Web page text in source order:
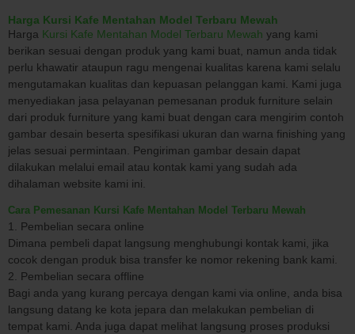
Harga Kursi Kafe Mentahan Model Terbaru Mewah
Harga Kursi Kafe Mentahan Model Terbaru Mewah yang kami
berikan sesuai dengan produk yang kami buat, namun anda tidak
perlu khawatir ataupun ragu mengenai kualitas karena kami selalu
mengutamakan kualitas dan kepuasan pelanggan kami. Kami juga
menyediakan jasa pelayanan pemesanan produk furniture selain
dari produk furniture yang kami buat dengan cara mengirim contoh
gambar desain beserta spesifikasi ukuran dan warna finishing yang
jelas sesuai permintaan. Pengiriman gambar desain dapat
dilakukan melalui email atau kontak kami yang sudah ada
dihalaman website kami ini.
Cara Pemesanan Kursi Kafe Mentahan Model Terbaru Mewah
1. Pembelian secara online
Dimana pembeli dapat langsung menghubungi kontak kami, jika
cocok dengan produk bisa transfer ke nomor rekening bank kami.
2. Pembelian secara offline
Bagi anda yang kurang percaya dengan kami via online, anda bisa
langsung datang ke kota jepara dan melakukan pembelian di
tempat kami. Anda juga dapat melihat langsung proses produksi